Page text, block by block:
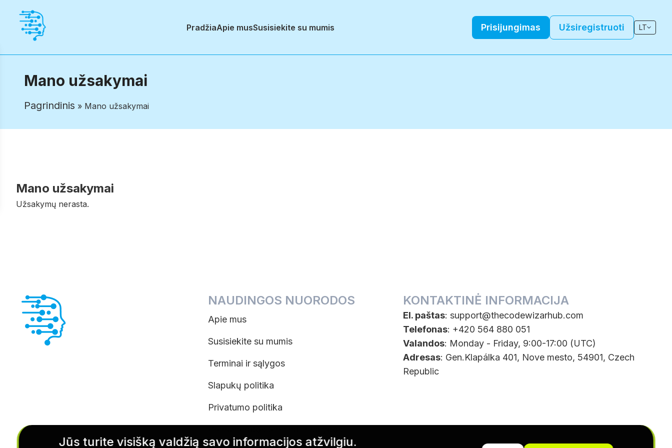
PradžiaApie musSusisiekite su mumis Prisijungimas Užsiregistruoti LT
Mano užsakymai
Pagrindinis » Mano užsakymai
Mano užsakymai
Užsakymų nerasta.
NAUDINGOS NUORODOS
Apie mus
Susisiekite su mumis
Terminai ir sąlygos
Slapukų politika
Privatumo politika
KONTAKTINĖ INFORMACIJA
El. paštas: support@thecodewizarhub.com
Telefonas: +420 564 880 051
Valandos: Monday - Friday, 9:00-17:00 (UTC)
Adresas: Gen.Klapálka 401, Nove mesto, 54901, Czech
Republic
Jūs turite visišką valdžią savo informacijos atžvilgiu.